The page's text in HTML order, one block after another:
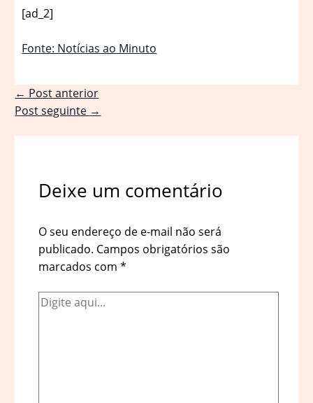
[ad_2]
Fonte: Notícias ao Minuto
← Post anterior
Post seguinte →
Deixe um comentário
O seu endereço de e-mail não será
publicado. Campos obrigatórios são
marcados com *
Digite